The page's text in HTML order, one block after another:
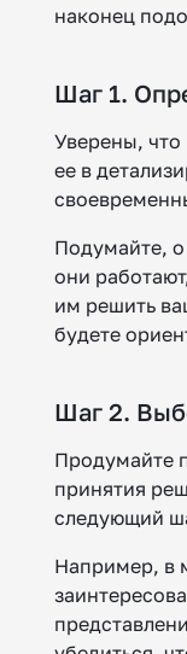
наконец
Шаг 1.
Уверены,
ее в
Подумайте, о
они
им решить
будете
Шаг 2.
Продумайте
принятия
следующий
Например, в